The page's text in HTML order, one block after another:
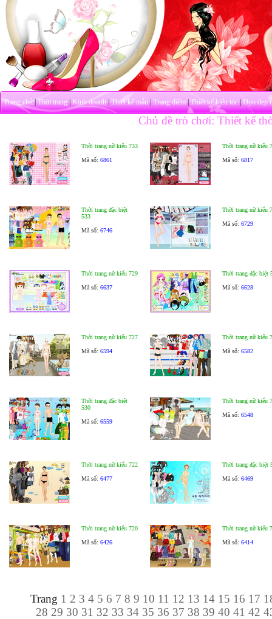
Trang chủ|Thời trang|Kinh doanh|Thiết kế mẫu|Trang điểm|Thiết kế kiểu tóc|Dọn dẹp
Chủ đề trò chơi: Thiết kế
Thời trang nữ kiểu 733
Mã số: 6861
Thời trang nữ kiểu
Mã số: 6817
Thời trang đặc biệt
533
Mã số: 6746
Thời trang nữ kiểu
Mã số: 6729
Thời trang nữ kiểu 729
Mã số: 6637
Thời trang đặc biệt
Mã số: 6628
Thời trang nữ kiểu 727
Mã số: 6594
Thời trang nữ kiểu
Mã số: 6582
Thời trang đặc biệt
530
Mã số: 6559
Thời trang nữ kiểu
Mã số: 6548
Thời trang nữ kiểu 722
Mã số: 6477
Thời trang đặc biệt
Mã số: 6469
Thời trang nữ kiểu 720
Mã số: 6426
Thời trang nữ kiểu
Mã số: 6414
Trang 1 2 3 4 5 6 7 8 9 10 11 12 13 14 15 16 17
28 29 30 31 32 33 34 35 36 37 38 39 40 41 42